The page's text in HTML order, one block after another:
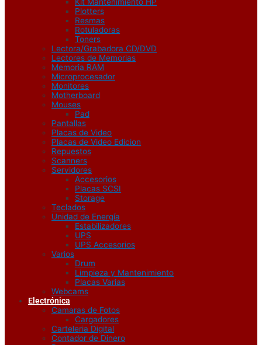
Kit Mantenimiento HP
Plotters
Resmas
Rotuladoras
Toners
Lectora/Grabadora CD/DVD
Lectores de Memorias
Memoria RAM
Microprocesador
Monitores
Motherboard
Mouses
Pad
Pantallas
Placas de Video
Placas de Video Edicion
Repuestos
Scanners
Servidores
Accesorios
Placas SCSI
Storage
Teclados
Unidad de Energía
Estabilizadores
UPS
UPS Accesorios
Varios
Drum
Limpieza y Mantenimiento
Placas Varias
Webcams
Electrónica
Camaras de Fotos
Cargadores
Carteleria Digital
Contador de Dinero